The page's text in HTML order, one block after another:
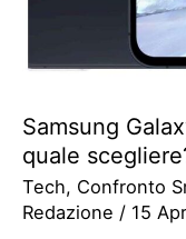
Samsung
quale
Tech, Confronto
Redazione / 15